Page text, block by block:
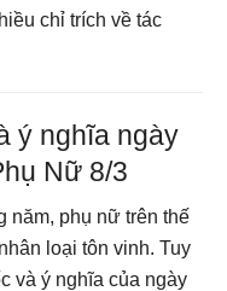
chỉ trích về tác
ý nghĩa ngày
Nữ 8/3
năm, phụ nữ trên thế
loại tôn vinh. Tuy
và ý nghĩa của ngày